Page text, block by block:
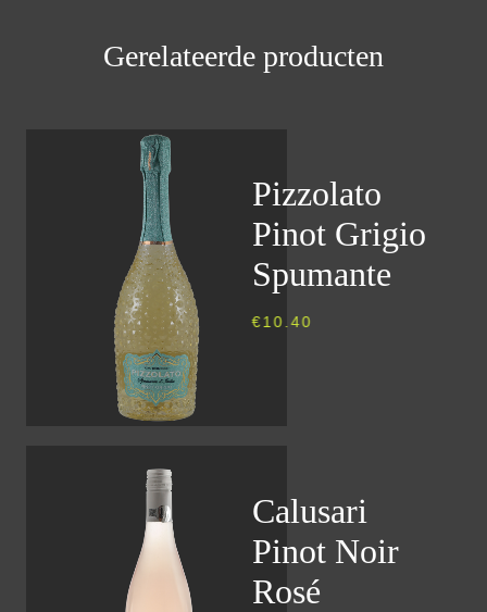
Gerelateerde producten
Pizzolato
Pinot Grigio
Spumante
€10.40
Calusari
Pinot Noir
Rosé